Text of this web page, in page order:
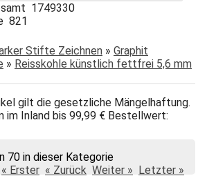
1749330
821
Stifte Zeichnen » Graphit
» Reisskohle künstlich fettfrei 5,6 mm
gilt die gesetzliche Mängelhaftung.
im Inland bis 99,99 € Bestellwert:
70 in dieser Kategorie
« Erster « Zurück Weiter » Letzter »